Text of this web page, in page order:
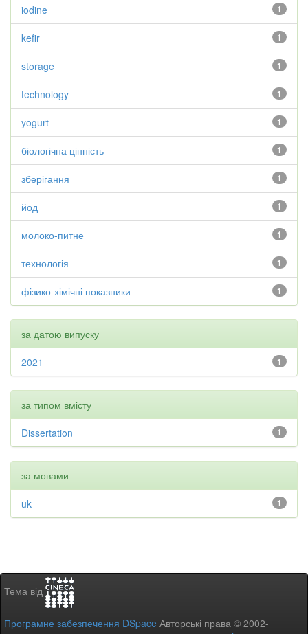
1
iodine
1
kefir
1
storage
1
technology
1
yogurt
1
біологічна цінність
1
зберігання
1
йод
1
молоко-питне
1
технологія
1
фізико-хімічні показники
за датою випуску
1
2021
за типом вмісту
1
Dissertation
за мовами
1
uk
Тема від
Програмне забезпечення DSpace Авторські права © 2002-